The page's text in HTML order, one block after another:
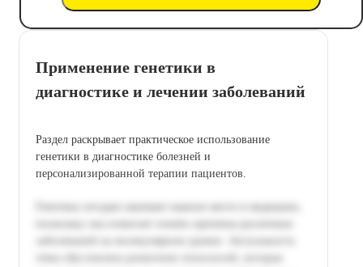
Применение генетики в
диагностике и лечении заболеваний
Раздел раскрывает практическое использование
генетики в диагностике болезней и
персонализированной терапии пациентов.